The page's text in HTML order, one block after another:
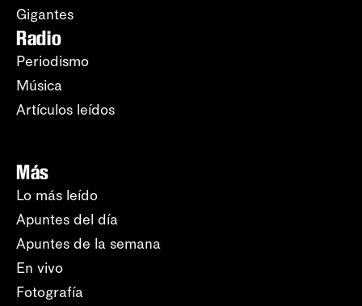
Gigantes
Radio
Periodismo
Música
Artículos leídos
Más
Lo más leído
Apuntes del día
Apuntes de la semana
En vivo
Fotografía